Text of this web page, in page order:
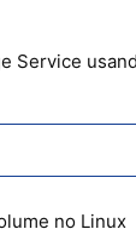
Service
no Linux